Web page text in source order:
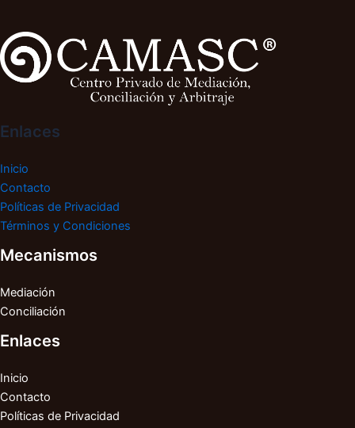
Enlaces
Inicio
Contacto
Políticas de Privacidad
Términos y Condiciones
Mecanismos
Mediación
Conciliación
Enlaces
Inicio
Contacto
Políticas de Privacidad